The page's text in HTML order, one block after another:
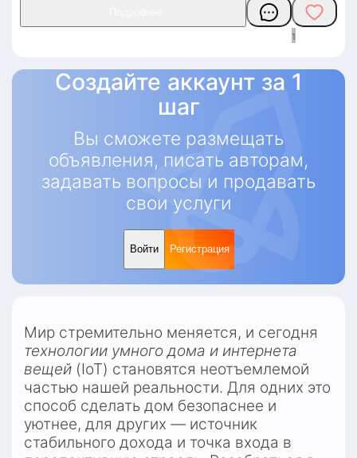
1
Создайте аккаунт за 1
шаг
Вы сможете размещать
объявления, писать авторам,
задавать вопросы и продавать
свои услуги
Войти Регистрация
технологии умного дома и интернета
вещей (IoT) становятся неотъемлемой
частью нашей реальности. Для одних это
способ сделать дом безопаснее и
уютнее, для других — источник
стабильного дохода и точка входа в